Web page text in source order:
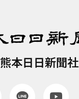
熊本日日新聞社